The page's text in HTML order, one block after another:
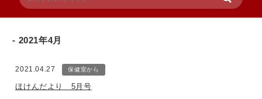
2021年4月
2021.04.27 保健室から
ほけんだより 5月号